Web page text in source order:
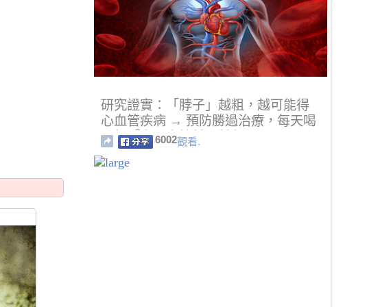
研究證實：「脖子」越粗，越可能得
心血管疾病 → 預防勝過治療，每天喝
一杯「它」血管越喝越年輕！
6002觀看.